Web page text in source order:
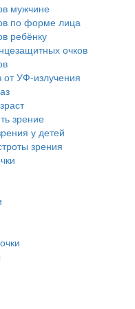
мужчине
по форме лица
ребёнку
очков
от УФ-излучения
зрение
у детей
зрения